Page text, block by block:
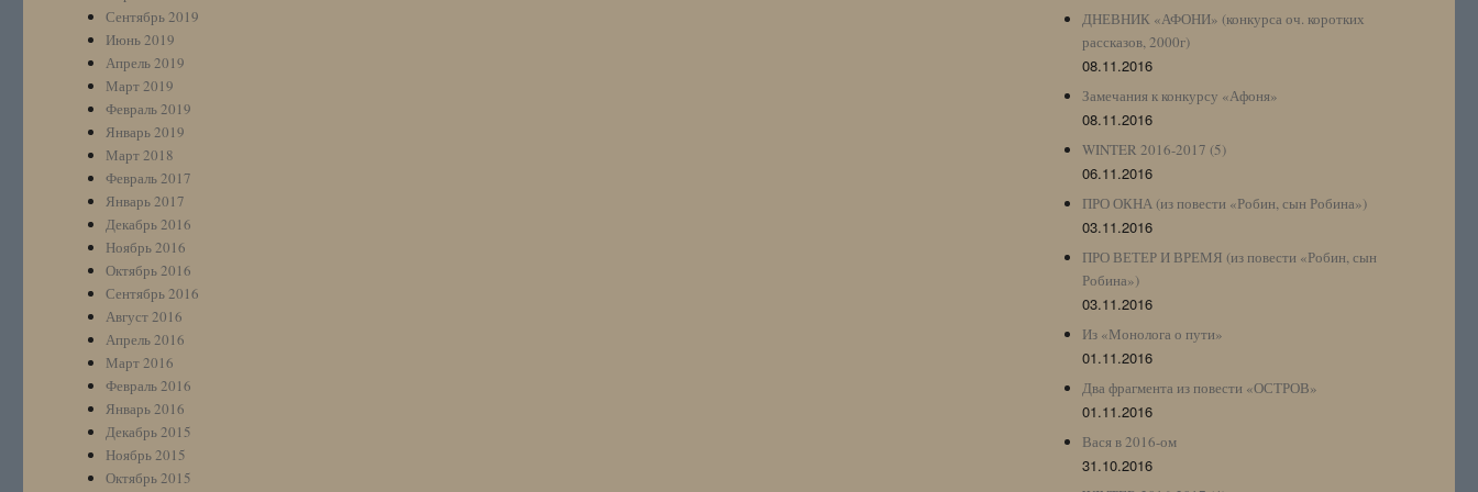
Сентябрь 2019
Июнь 2019
Апрель 2019
Март 2019
Февраль 2019
Январь 2019
Март 2018
Февраль 2017
Январь 2017
Декабрь 2016
Ноябрь 2016
Октябрь 2016
Сентябрь 2016
Август 2016
Апрель 2016
Март 2016
Февраль 2016
Январь 2016
Декабрь 2015
Ноябрь 2015
Октябрь 2015
ДНЕВНИК «АФОНИ» (конкурса оч. коротких
рассказов, 2000г)
08.11.2016
Замечания к конкурсу «Афоня»
08.11.2016
WINTER 2016-2017 (5)
06.11.2016
ПРО ОКНА (из повести «Робин, сын Робина»)
03.11.2016
ПРО ВЕТЕР И ВРЕМЯ (из повести «Робин, сын
Робина»)
03.11.2016
Из «Монолога о пути»
01.11.2016
Два фрагмента из повести «ОСТРОВ»
01.11.2016
Вася в 2016-ом
31.10.2016